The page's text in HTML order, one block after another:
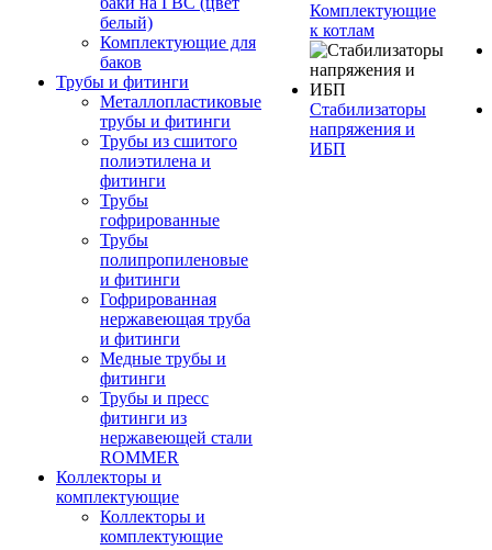
белый)
Комплектующие для
баков
Трубы и фитинги
Металлопластиковые
трубы и фитинги
Трубы из сшитого
полиэтилена и
фитинги
Трубы
гофрированные
Трубы
полипропиленовые
и фитинги
Гофрированная
нержавеющая труба
и фитинги
Медные трубы и
фитинги
Трубы и пресс
фитинги из
нержавеющей стали
ROMMER
Коллекторы и
комплектующие
Коллекторы и
комплектующие
Комплектующие
к котлам
Стабилизаторы
напряжения и
ИБП